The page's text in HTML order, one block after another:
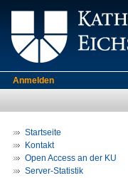
Anmelden
Startseite
Kontakt
Open Access an der KU
Server-Statistik